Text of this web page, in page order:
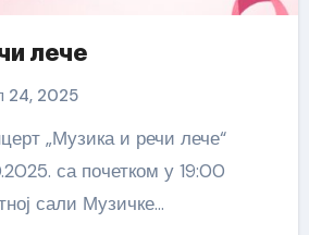
лече
24, 2025
са почетком у 19:00
сали Музичке…